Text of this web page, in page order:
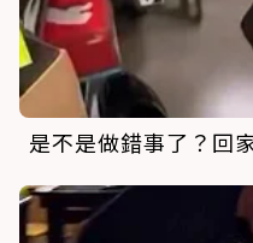
是不是做錯事了？回